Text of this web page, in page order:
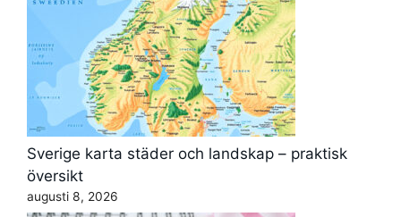
Sverige karta städer och landskap – praktisk
översikt
augusti 8, 2026